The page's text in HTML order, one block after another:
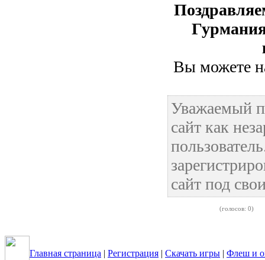
Вы можете
Уважаемый
сайт как
сайт под
(голосов: 0)
Главная страница | Регистрация | Скачать игры | Флеш и